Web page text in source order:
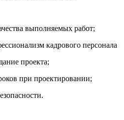
выполняемых работ;
кадрового персонала
проекта;
при проектировании;